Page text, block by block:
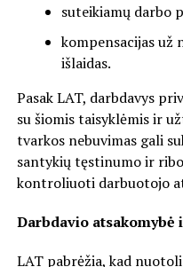
suteikiamų darbo
kompensacijas
išlaidas.
Pasak LAT, darbdavys
su šiomis taisyklėmis ir
tvarkos nebuvimas gali
santykių tęstinumo ir
kontroliuoti darbuotojo
Darbdavio
LAT pabrėžia, kad